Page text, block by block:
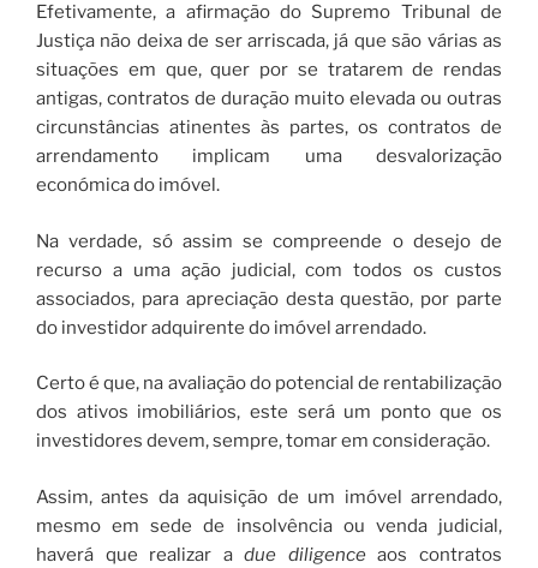
Efetivamente, a afirmação do Supremo Tribunal de
Justiça não deixa de ser arriscada, já que são várias as
situações em que, quer por se tratarem de rendas
antigas, contratos de duração muito elevada ou outras
circunstâncias atinentes às partes, os contratos de
arrendamento implicam uma desvalorização
económica do imóvel.
Na verdade, só assim se compreende o desejo de
recurso a uma ação judicial, com todos os custos
associados, para apreciação desta questão, por parte
do investidor adquirente do imóvel arrendado.
Certo é que, na avaliação do potencial de rentabilização
dos ativos imobiliários, este será um ponto que os
investidores devem, sempre, tomar em consideração.
Assim, antes da aquisição de um imóvel arrendado,
mesmo em sede de insolvência ou venda judicial,
haverá que realizar adue diligenceaos contratos